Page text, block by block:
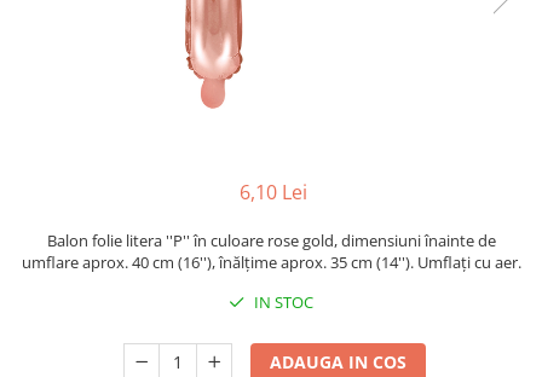
6,10 Lei
Balon folie litera ''P'' în culoare rose gold, dimensiuni înainte de
umflare aprox. 40 cm (16''), înălțime aprox. 35 cm (14''). Umflați cu aer.
IN STOC
ADAUGA IN COS